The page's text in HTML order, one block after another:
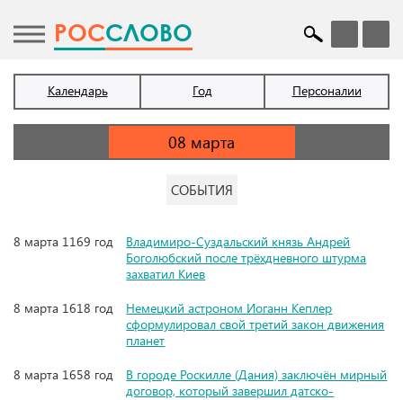
POCСЛОВО
Календарь Год Персоналии
СОБЫТИЯ
8 марта 1169 год
Владимиро-Суздальский князь Андрей
Боголюбский после трёхдневного штурма
захватил Киев
8 марта 1618 год
Немецкий астроном Иоганн Кеплер
сформулировал свой третий закон движения
планет
8 марта 1658 год
В городе Роскилле (Дания) заключён мирный
договор, который завершил датско-